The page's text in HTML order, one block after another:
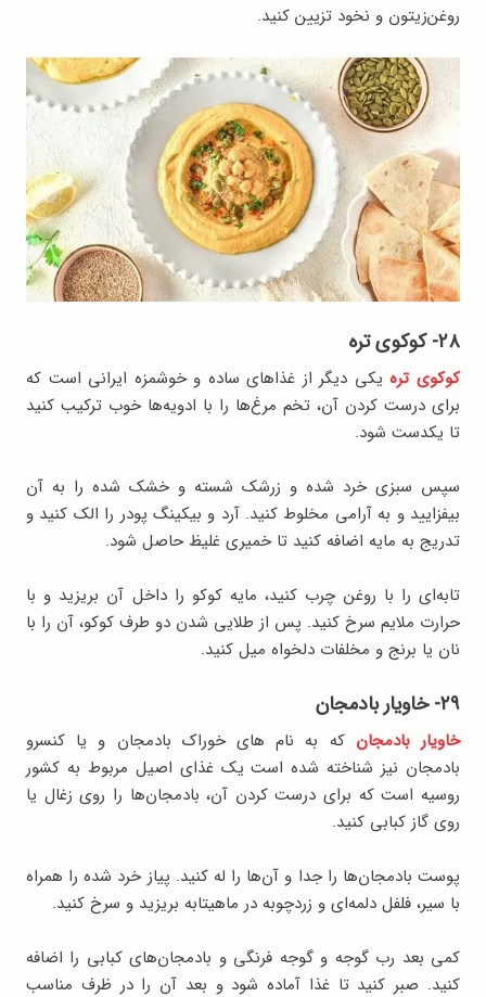
روغن‌زیتون و نخود تزیین کنید.
۲۸- کوکوی تره
کوکوی ترهیکی دیگر از غذاهای ساده و خوشمزه ایرانی است که
برای درست کردن آن، تخم‌ مرغ‌ها را با ادویه‌ها خوب ترکیب کنید
تا یکدست شود.
سپس سبزی خرد شده و زرشک شسته و خشک‌ شده را به آن
بیفزایید و به آرامی مخلوط کنید. آرد و بیکینگ‌ پودر را الک کنید و
تدریج به مایه اضافه کنید تا خمیری غلیظ حاصل شود.
تابه‌ای را با روغن چرب کنید، مایه کوکو را داخل آن بریزید و با
حرارت ملایم سرخ کنید. پس از طلایی شدن دو طرف کوکو، آن را با
نان یا برنج و مخلفات دلخواه میل کنید.
۲۹- خاویار بادمجان
خاویار بادمجان که به نام های خوراک بادمجان و یا کنسرو
بادمجان نیز شناخته شده است یک غذای اصیل مربوط به کشور
روسیه است که برای درست کردن آن، بادمجان‌ها را روی زغال یا
روی گاز کبابی کنید.
پوست بادمجان‌ها را جدا و آن‌ها را له کنید. پیاز خرد شده را همراه
با سیر، فلفل دلمه‌ای و زردچوبه در ماهیتابه بریزید و سرخ کنید.
کمی بعد رب گوجه و گوجه فرنگی و بادمجان‌های کبابی را اضافه
کنید. صبر کنید تا غذا آماده شود و بعد آن را در ظرف مناسب